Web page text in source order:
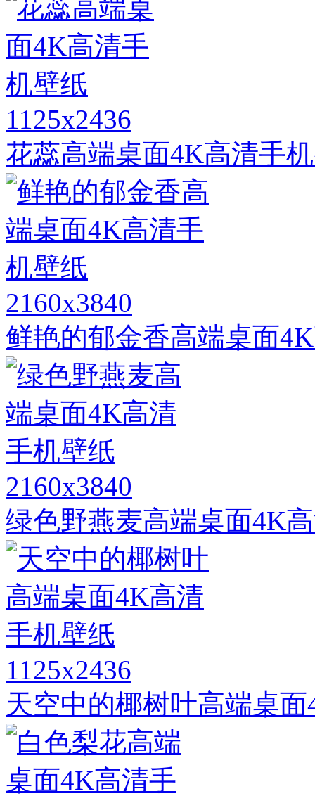
1125x2436
花蕊高端桌面4K高清手
2160x3840
鲜艳的郁金香高端桌面
2160x3840
绿色野燕麦高端桌面4K
1125x2436
天空中的椰树叶高端桌